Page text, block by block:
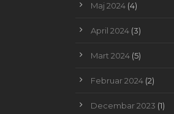
Maj 2024(4)
April 2024(3)
Mart 2024(5)
Februar 2024(2)
Decembar 2023 (1)